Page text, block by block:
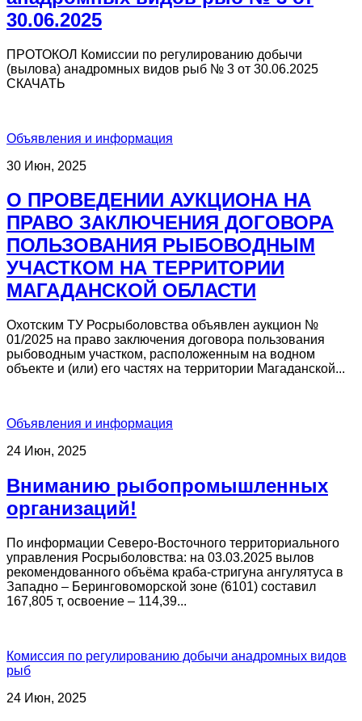
30.06.2025
ПРОТОКОЛ Комиссии по регулированию добычи
(вылова) анадромных видов рыб № 3 от 30.06.2025
СКАЧАТЬ
Объявления и информация
30 Июн, 2025
О ПРОВЕДЕНИИ АУКЦИОНА НА
ПРАВО ЗАКЛЮЧЕНИЯ ДОГОВОРА
ПОЛЬЗОВАНИЯ РЫБОВОДНЫМ
УЧАСТКОМ НА ТЕРРИТОРИИ
МАГАДАНСКОЙ ОБЛАСТИ
Охотским ТУ Росрыболовства объявлен аукцион №
01/2025 на право заключения договора пользования
рыбоводным участком, расположенным на водном
объекте и (или) его частях на территории Магаданской...
Объявления и информация
24 Июн, 2025
Вниманию рыбопромышленных
организаций!
По информации Северо-Восточного территориального
управления Росрыболовства: на 03.03.2025 вылов
рекомендованного объёма краба-стригуна ангулятуса в
Западно – Беринговоморской зоне (6101) составил
167,805 т, освоение – 114,39...
Комиссия по регулированию добычи анадромных видов
рыб
24 Июн, 2025